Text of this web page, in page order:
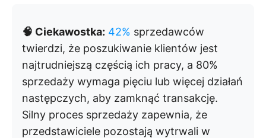
🧠 Ciekawostka: 42% sprzedawców
twierdzi, że poszukiwanie klientów jest
najtrudniejszą częścią ich pracy, a 80%
sprzedaży wymaga pięciu lub więcej działań
następczych, aby zamknąć transakcję.
Silny proces sprzedaży zapewnia, że
przedstawiciele pozostają wytrwali w